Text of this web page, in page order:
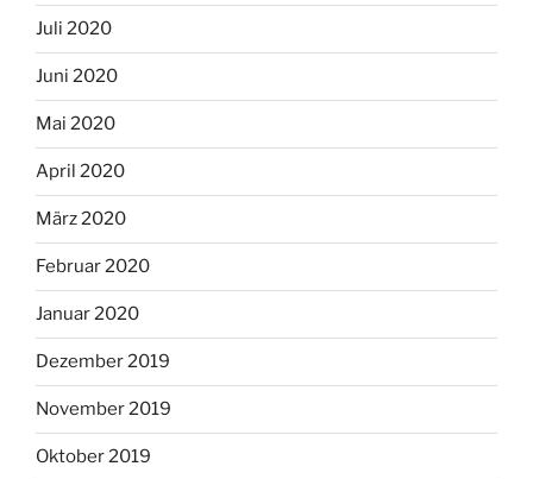
Juli 2020
Juni 2020
Mai 2020
April 2020
März 2020
Februar 2020
Januar 2020
Dezember 2019
November 2019
Oktober 2019